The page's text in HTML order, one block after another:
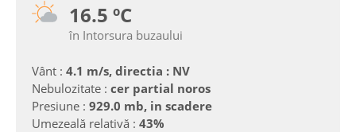
16.5 ºC
în Intorsura buzaului
Vânt : 4.1 m/s, directia : NV
Nebulozitate : cer partial noros
Presiune : 929.0 mb, in scadere
Umezeală relativă : 43%